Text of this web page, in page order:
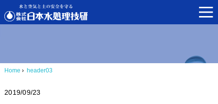
Home › header03
2019/09/23